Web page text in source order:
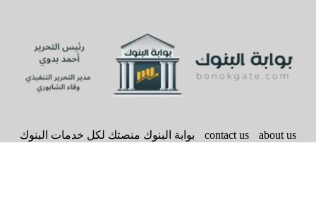
about us
contact us
بوابة البنوك منصتك لكل خدمات البنوك